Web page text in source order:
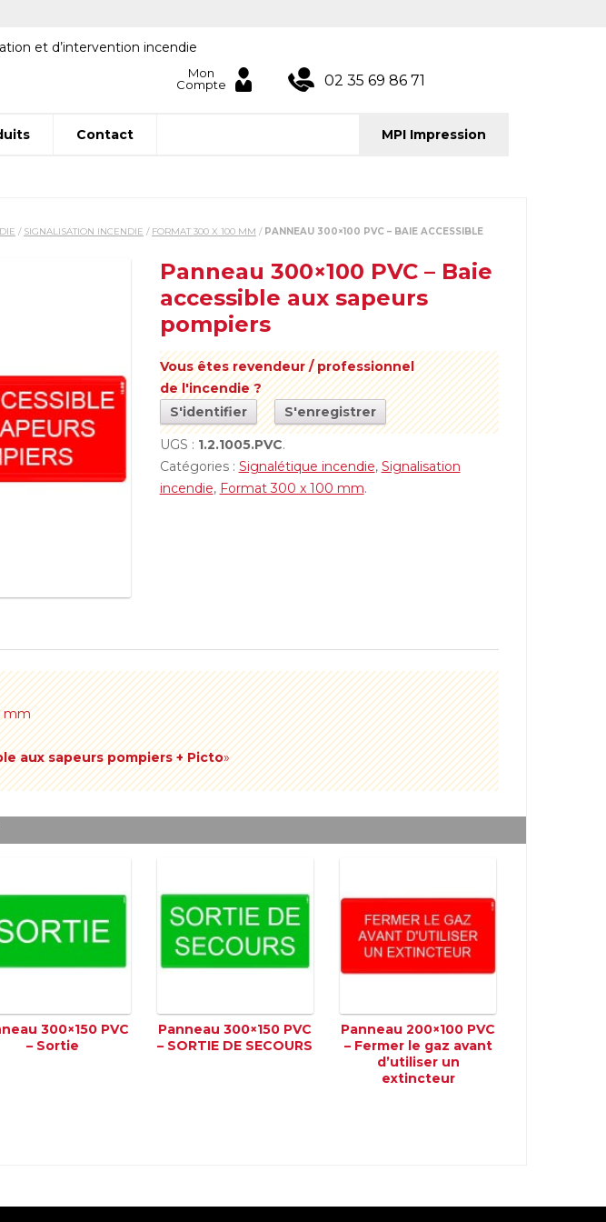
et d’intervention incendie
Mon
Compte
02 35 69 86 71
Contact MPI Impression
/ SIGNALISATION INCENDIE / FORMAT 300 X 100 MM / PANNEAU 300×100 PVC – BAIE ACCESSIBLE
Panneau 300×100 PVC – Baie
accessible aux sapeurs
pompiers
Vous êtes revendeur / professionnel
de l'incendie ?
S'identifier
S'enregistrer
UGS : 1.2.1005.PVC.
Catégories : Signalétique incendie, Signalisation
incendie, Format 300 x 100 mm.
mm
aux sapeurs pompiers + Picto»
300×150 PVC
– Sortie
Panneau 300×150 PVC
– SORTIE DE SECOURS
Panneau 200×100 PVC
– Fermer le gaz avant
d’utiliser un
extincteur